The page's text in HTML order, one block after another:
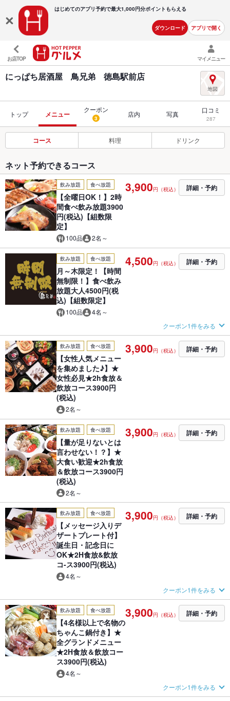
はじめてのアプリ予約で最大1,000円分ポイントもらえる
ダウンロード アプリで開く
お店TOP マイメニュー
にっぱち居酒屋 鳥兄弟 徳島駅前店
トップ メニュー
クーポン
3 店内 写真 口コミ
287
コース 料理 ドリンク
ネット予約できるコース
飲み放題 食べ放題
【全曜日OK！】2時
間食べ飲み放題3900
円(税込)【組数限
定】
100品 2名～
3,900円（税込） 詳細・予約
飲み放題 食べ放題
月～木限定！【時間
無制限！】食べ飲み
放題大人4500円(税
込)【組数限定】
100品 4名～
4,500円（税込） 詳細・予約
クーポン1件をみる
飲み放題 食べ放題
【女性人気メニュー
を集めました♪】★
女性必見★2h食放＆
飲放コース3900円
(税込)
2名～
3,900円（税込） 詳細・予約
飲み放題 食べ放題
【量が足りないとは
言わせない！？】★
大食い歓迎★2h食放
＆飲放コース3900円
(税込)
2名～
3,900円（税込） 詳細・予約
飲み放題 食べ放題
【メッセージ入りデ
ザートプレート付】
誕生日・記念日に
OK★2H食放&飲放
コ-ス3900円(税込)
4名～
3,900円（税込） 詳細・予約
クーポン1件をみる
飲み放題 食べ放題
【4名様以上で名物の
ちゃんこ鍋付き】★
全グランドメニュー
★2H食放＆飲放コー
ス3900円(税込)
4名～
3,900円（税込） 詳細・予約
クーポン1件をみる